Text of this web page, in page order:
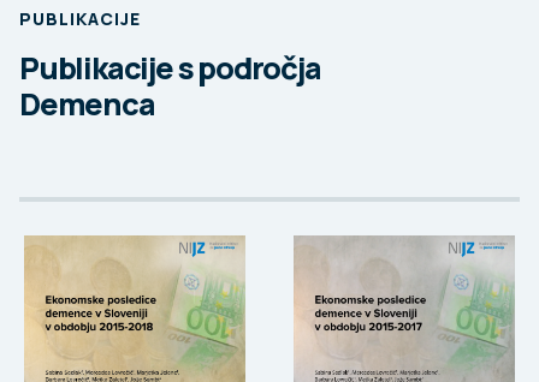
PUBLIKACIJE
Publikacije s področja
Demenca